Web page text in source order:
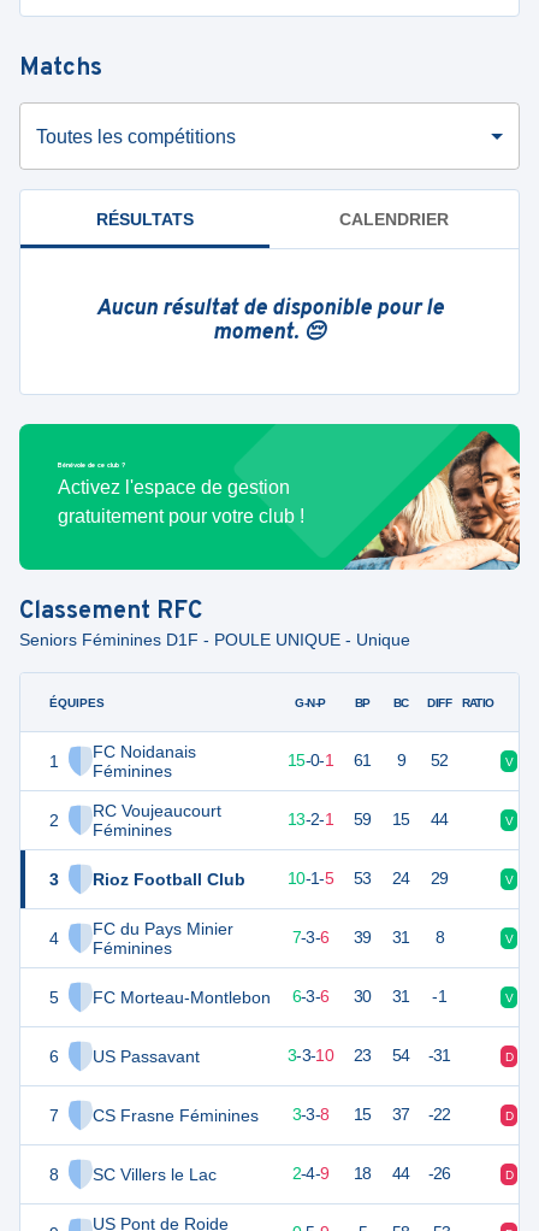
Matchs
Toutes les compétitions
RÉSULTATS CALENDRIER
Aucun résultat de disponible pour le
moment. 😔
Bénévole de ce club ?
Activez l'espace de gestion
gratuitement pour votre club !
Classement RFC
Seniors Féminines D1F - POULE UNIQUE - Unique
ÉQUIPES
1
FC Noidanais
Féminines
2
RC Voujeaucourt
Féminines
3 Rioz Football Club
4
FC du Pays Minier
Féminines
5 FC Morteau-Montlebon
6 US Passavant
7 CS Frasne Féminines
8 SC Villers le Lac
US Pont de Roide
G-N-P BP BC DIFF RATIO
15-0-1 61 9 52 V
41 13-2-1 59 15 44 V
31 10-1-5 53 24 29 V
23 7-3-6 39 31 8 V
20 16 6-3-6 30 31 -1 V
3-3-10 23 54 -31 D
9 16 3-3-8 15 37 -22 D
9 2-4-9 18 44 -26 D